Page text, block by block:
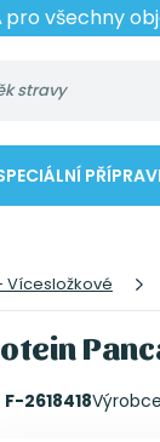
pro všechny
Vícesložkové
F-2618418